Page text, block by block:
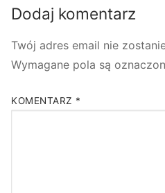
Dodaj komentarz
Twój adres email nie
Wymagane pola są
KOMENTARZ *